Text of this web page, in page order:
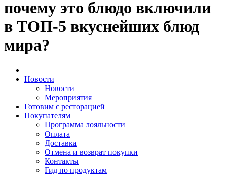
почему это блюдо включили
в ТОП-5 вкуснейших блюд
мира?
Новости
Новости
Мероприятия
Готовим с ресторацией
Покупателям
Программа лояльности
Оплата
Доставка
Отмена и возврат покупки
Контакты
Гид по продуктам